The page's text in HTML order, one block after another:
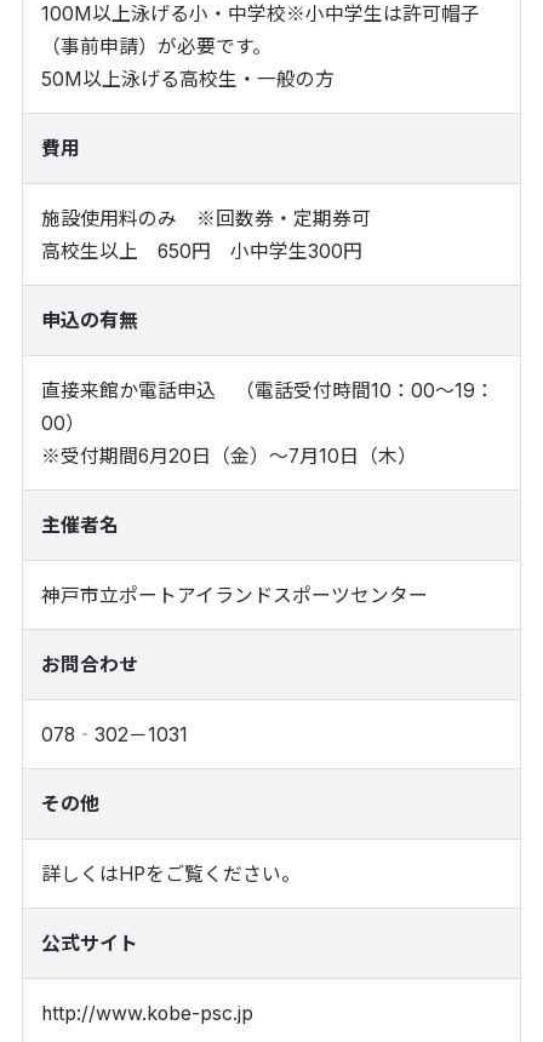
100M以上泳げる小・中学校※小中学生は許可帽子
（事前申請）が必要です。
50M以上泳げる高校生・一般の方
費用
施設使用料のみ ※回数券・定期券可
高校生以上 650円 小中学生300円
申込の有無
直接来館か電話申込 （電話受付時間10：00～19：
00）
※受付期間6月20日（金）～7月10日（木）
主催者名
神戸市立ポートアイランドスポーツセンター
お問合わせ
078‐302－1031
その他
詳しくはHPをご覧ください。
公式サイト
http://www.kobe-psc.jp